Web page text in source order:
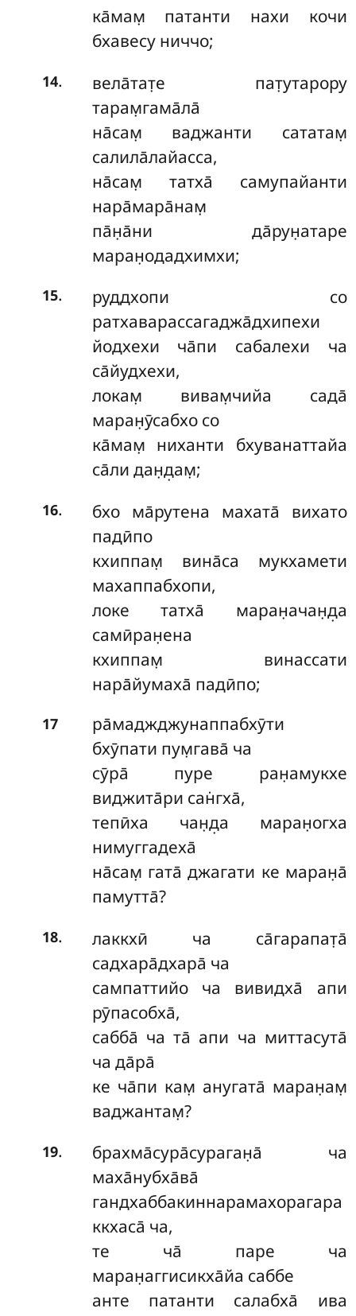
ка̄мам̣ патанти нахи кочи
бхавесу ниччо;
14.
вела̄тат̣е пат̣утарору
тарам̣гама̄ла̄
на̄сам̣ ваджанти сататам̣
салила̄лайасса,
на̄сам̣ татха̄ самупайанти
нара̄мара̄нам̣
па̄н̣а̄ни да̄рун̣атаре
маран̣одадхимхи;
15.
руддхопи со
ратхаварассагаджа̄дхипехи
йодхехи ча̄пи сабалехи ча
са̄йудхехи,
локам̣ вивам̣чийа сада̄
маран̣ӯсабхо со
ка̄мам̣ ниханти бхуванаттайа
са̄ли дан̣д̣ам̣;
16.
бхо ма̄рутена махата̄ вихато
падӣпо
кхиппам̣ вина̄са мукхамети
махаппабхопи,
локе татха̄ маран̣ачан̣д̣а
самӣран̣ена
кхиппам̣ винассати
нара̄йумаха̄ падӣпо;
17
ра̄маджджунаппабхӯти
бхӯпати пум̣гава̄ ча
сӯра̄ пуре ран̣амукхе
виджита̄ри сан̇гха̄,
тепӣха чан̣д̣а маран̣огха
нимуггадеха̄
на̄сам̣ гата̄ джагати ке маран̣а̄
памутта̄?
18.
лаккхӣ ча са̄гарапат̣а̄
садхара̄дхара̄ ча
сампаттийо ча вивидха̄ апи
рӯпасобха̄,
сабба̄ ча та̄ апи ча миттасута̄
ча да̄ра̄
ке ча̄пи кам̣ анугата̄ маран̣ам̣
ваджантам̣?
19.
брахма̄сура̄сураган̣а̄ ча
маха̄нубха̄ва̄
гандхаббакиннарамахорагара
ккхаса̄ ча,
те ча̄ паре ча
маран̣аггисикха̄йа саббе
анте патанти салабха̄ ива